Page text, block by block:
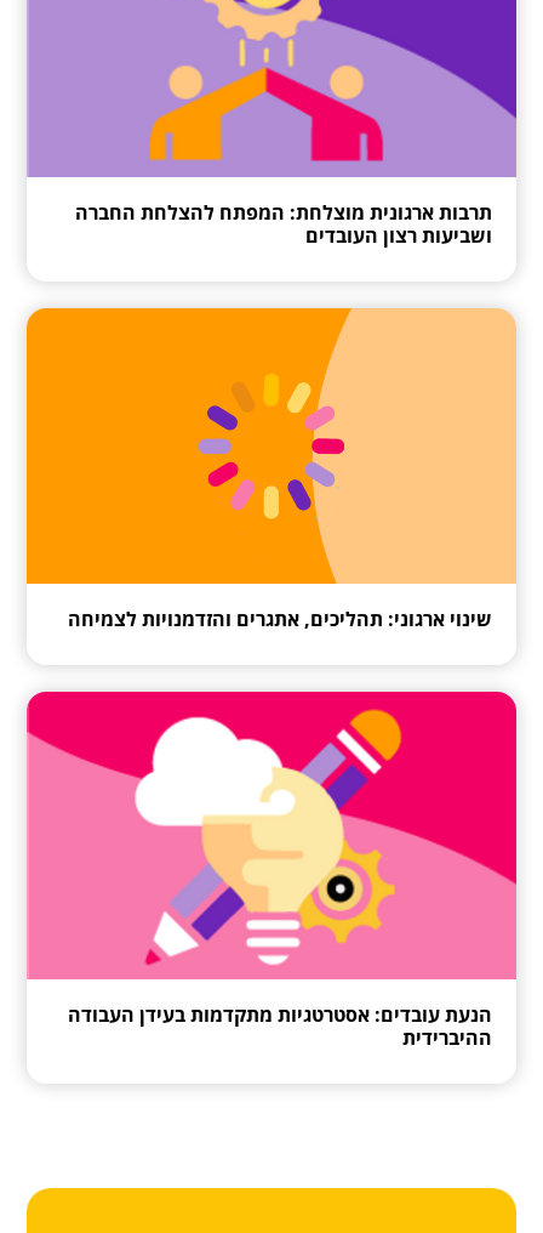
תרבות ארגונית מוצלחת: המפתח להצלחת החברה
ושביעות רצון העובדים
שינוי ארגוני: תהליכים, אתגרים והזדמנויות לצמיחה
הנעת עובדים: אסטרטגיות מתקדמות בעידן העבודה
ההיברידית